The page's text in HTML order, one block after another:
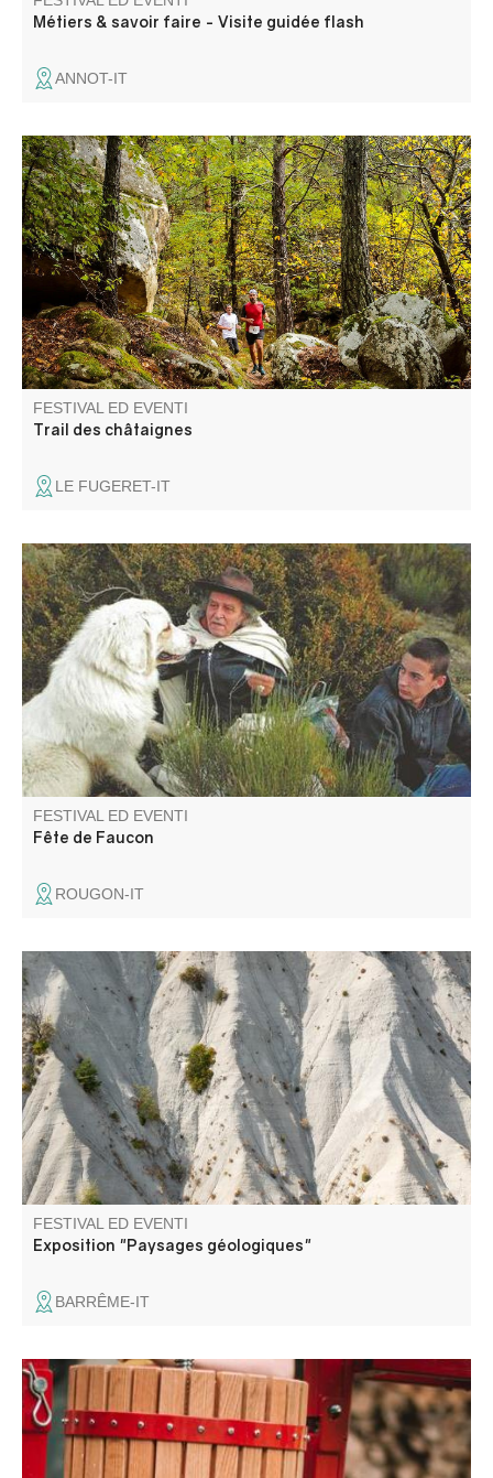
Métiers & savoir faire - Visite guidée flash
ANNOT-IT
L'associazione Fugeret Sports Loisirs vi propone un
percorso tra i castagneti e i sublimi colori autunnali.
FESTIVAL ED EVENTI
Trail des châtaignes
LE FUGERET-IT
Au programme : visite libre de la ferme pédagogique,
messe par le père Guy Gilbert, repas à 10€, défilé des
animaux et pour finir un spectacle de théâtre offert par les
jeunes !
FESTIVAL ED EVENTI
Fête de Faucon
ROUGON-IT
Plongez au cœur des paysages minéraux et des
formations géologiques exceptionnelles des Alpes-de-
Haute-Provence à travers le regard photographique.
FESTIVAL ED EVENTI
Exposition "Paysages géologiques"
BARRÊME-IT
Une journée pour broyer, presser, pasteuriser, échanger,
et partager sans modération !